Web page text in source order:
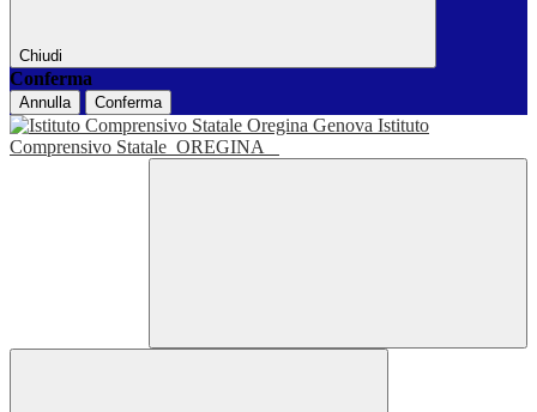
Chiudi
Conferma
Annulla Conferma
Istituto
Comprensivo Statale OREGINA